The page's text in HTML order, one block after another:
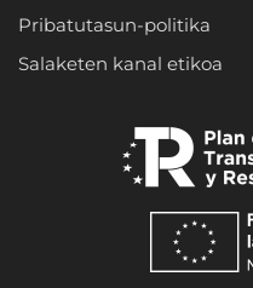
Pribatutasun-politika
Salaketen kanal etikoa